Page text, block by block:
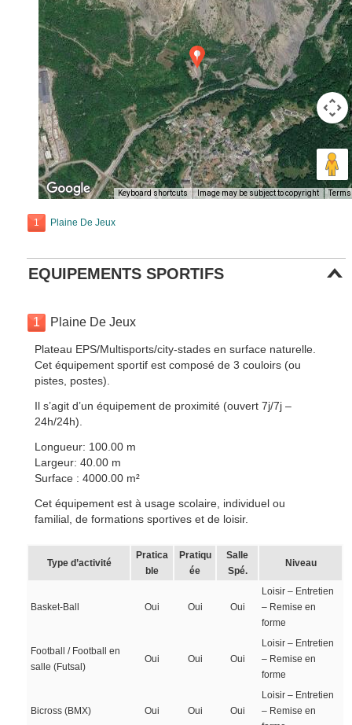
Keyboard shortcuts Image may be subject to copyright Terms
1 Plaine De Jeux
EQUIPEMENTS SPORTIFS
1 Plaine De Jeux
Plateau EPS/Multisports/city-stades en surface naturelle.
Cet équipement sportif est composé de 3 couloirs (ou
pistes, postes).
Il s’agit d’un équipement de proximité (ouvert 7j/7j –
24h/24h).
Longueur: 100.00 m
Largeur: 40.00 m
Surface : 4000.00 m²
Cet équipement est à usage scolaire, individuel ou
familial, de formations sportives et de loisir.
Type d’activité
Pratica
ble
Pratiqu
ée
Salle
Spé.
Niveau
Basket-Ball Oui Oui Oui
Loisir – Entretien
– Remise en
forme
Football / Football en
salle (Futsal)
Oui Oui Oui
Loisir – Entretien
– Remise en
forme
Bicross (BMX) Oui Oui Oui
Loisir – Entretien
– Remise en